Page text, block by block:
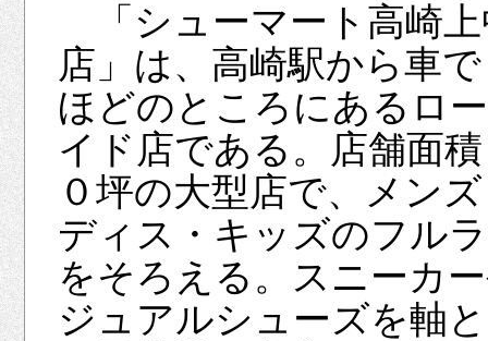
「シューマート高崎上
店」は、高崎駅から車
ほどのところにあるロ
イド店である。店舗面
０坪の大型店で、メン
ディス・キッズのフル
をそろえる。スニーカ
ジュアルシューズを軸